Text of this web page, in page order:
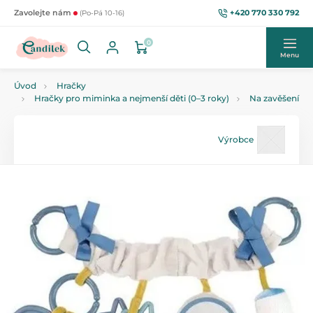
Zavolejte nám (Po-Pá 10-16) +420 770 330 792
0
Menu
Úvod
Hračky
Hračky pro miminka a nejmenší děti (0–3 roky)
Na zavěšení
Výrobce